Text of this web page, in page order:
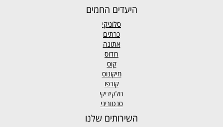
היעדים החמים
סלוניקי
כרתים
אתונה
רודוס
קוס
מיקונוס
קורפו
חלקידיקי
סנטוריני
השירותים שלנו